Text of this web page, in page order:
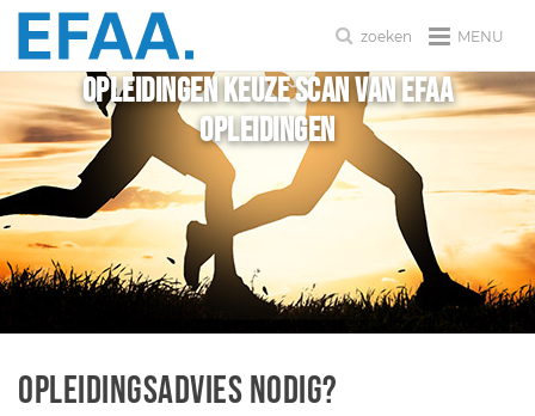
MENU
zoeken
Opleidingen keuze scan van EFAA
Opleidingen
Opleidingsadvies nodig?